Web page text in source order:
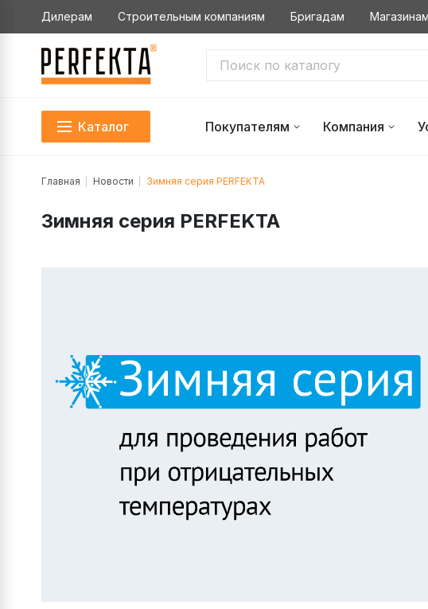
Дилерам Строительным компаниям Бригадам Магазинам
Каталог Покупателям Компания
Главная Новости Зимняя серия PERFEKTA
Зимняя серия PERFEKTA